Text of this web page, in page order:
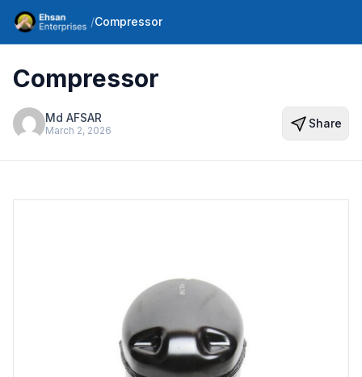
/Compressor
Compressor
Md AFSAR
March 2, 2026 Share